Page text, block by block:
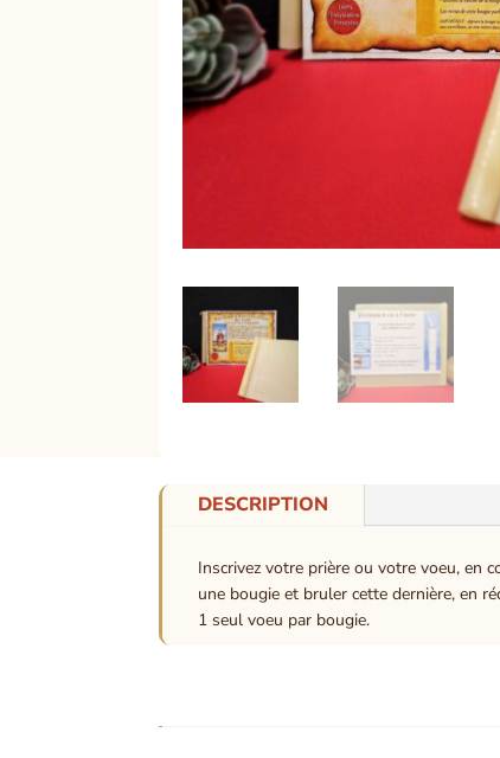
DESCRIPTION
Inscrivez votre prière ou votre voeu, en
une bougie et bruler cette dernière, en
1 seul voeu par bougie.